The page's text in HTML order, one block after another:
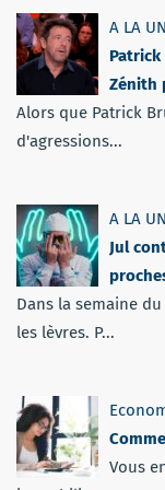
A LA
Zénith
Alors que Patrick
d'agressions...
A LA
Jul
Dans la semaine
les lèvres. P...
Vous